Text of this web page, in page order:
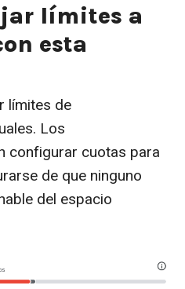
límites a
esta
límites de
Los
configurar cuotas para
de que ninguno
del espacio